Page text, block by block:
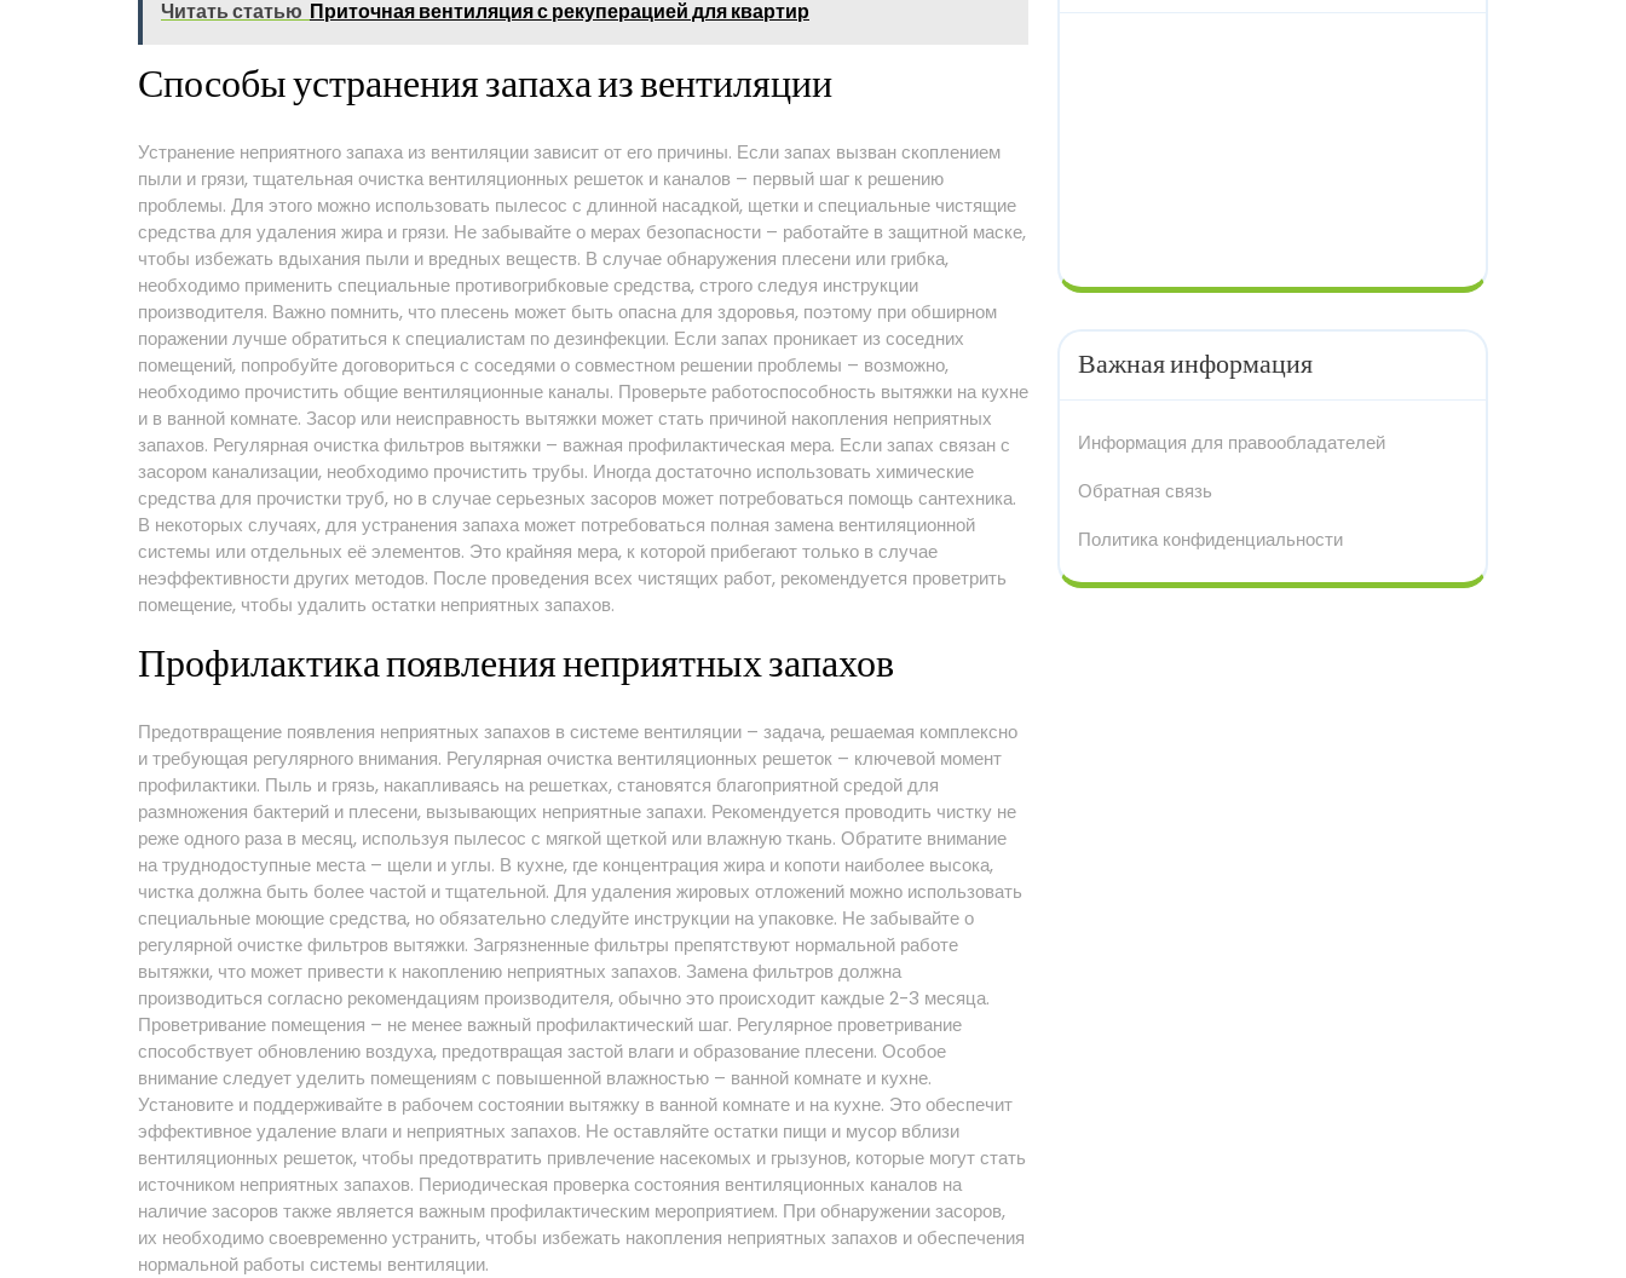
Читать статью Приточная вентиляция с рекуперацией для квартир
Способы устранения запаха из вентиляции
Устранение неприятного запаха из вентиляции зависит от его причины. Если запах вызван скоплением
пыли и грязи, тщательная очистка вентиляционных решеток и каналов – первый шаг к решению
проблемы. Для этого можно использовать пылесос с длинной насадкой, щетки и специальные чистящие
средства для удаления жира и грязи. Не забывайте о мерах безопасности – работайте в защитной маске,
чтобы избежать вдыхания пыли и вредных веществ. В случае обнаружения плесени или грибка,
необходимо применить специальные противогрибковые средства, строго следуя инструкции
производителя. Важно помнить, что плесень может быть опасна для здоровья, поэтому при обширном
поражении лучше обратиться к специалистам по дезинфекции. Если запах проникает из соседних
помещений, попробуйте договориться с соседями о совместном решении проблемы – возможно,
необходимо прочистить общие вентиляционные каналы. Проверьте работоспособность вытяжки на кухне
и в ванной комнате. Засор или неисправность вытяжки может стать причиной накопления неприятных
запахов. Регулярная очистка фильтров вытяжки – важная профилактическая мера. Если запах связан с
засором канализации, необходимо прочистить трубы. Иногда достаточно использовать химические
средства для прочистки труб, но в случае серьезных засоров может потребоваться помощь сантехника.
В некоторых случаях, для устранения запаха может потребоваться полная замена вентиляционной
системы или отдельных её элементов. Это крайняя мера, к которой прибегают только в случае
неэффективности других методов. После проведения всех чистящих работ, рекомендуется проветрить
помещение, чтобы удалить остатки неприятных запахов.
Профилактика появления неприятных запахов
Предотвращение появления неприятных запахов в системе вентиляции – задача, решаемая комплексно
и требующая регулярного внимания. Регулярная очистка вентиляционных решеток – ключевой момент
профилактики. Пыль и грязь, накапливаясь на решетках, становятся благоприятной средой для
размножения бактерий и плесени, вызывающих неприятные запахи. Рекомендуется проводить чистку не
реже одного раза в месяц, используя пылесос с мягкой щеткой или влажную ткань. Обратите внимание
на труднодоступные места – щели и углы. В кухне, где концентрация жира и копоти наиболее высока,
чистка должна быть более частой и тщательной. Для удаления жировых отложений можно использовать
специальные моющие средства, но обязательно следуйте инструкции на упаковке. Не забывайте о
регулярной очистке фильтров вытяжки. Загрязненные фильтры препятствуют нормальной работе
вытяжки, что может привести к накоплению неприятных запахов. Замена фильтров должна
производиться согласно рекомендациям производителя, обычно это происходит каждые 2-3 месяца.
Проветривание помещения – не менее важный профилактический шаг. Регулярное проветривание
способствует обновлению воздуха, предотвращая застой влаги и образование плесени. Особое
внимание следует уделить помещениям с повышенной влажностью – ванной комнате и кухне.
Установите и поддерживайте в рабочем состоянии вытяжку в ванной комнате и на кухне. Это обеспечит
эффективное удаление влаги и неприятных запахов. Не оставляйте остатки пищи и мусор вблизи
вентиляционных решеток, чтобы предотвратить привлечение насекомых и грызунов, которые могут стать
источником неприятных запахов. Периодическая проверка состояния вентиляционных каналов на
наличие засоров также является важным профилактическим мероприятием. При обнаружении засоров,
их необходимо своевременно устранить, чтобы избежать накопления неприятных запахов и обеспечения
нормальной работы системы вентиляции.
Важная информация
Информация для правообладателей
Обратная связь
Политика конфиденциальности